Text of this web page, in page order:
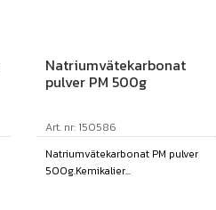
Natriumvätekarbonat
pulver PM 500g
Art. nr: 150586
Natriumvätekarbonat PM pulver
500g.Kemikalier...